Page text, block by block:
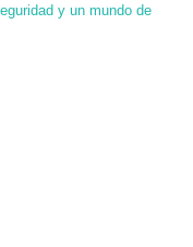
y un mundo de